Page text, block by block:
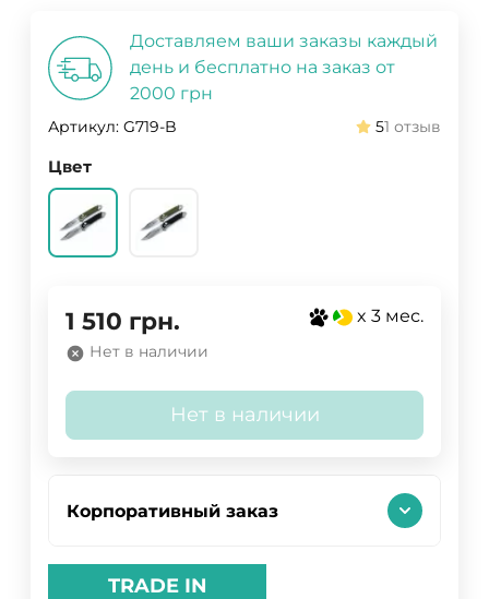
Доставляем ваши заказы каждый
день и бесплатно на заказ от
2000 грн
Артикул: G719-B 51 отзыв
Цвет
1 510 грн. x 3 мес.
Нет в наличии
Нет в наличии
Корпоративный заказ
TRADE IN